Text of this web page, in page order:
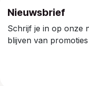
Nieuwsbrief
Schrijf je in op onze
blijven van